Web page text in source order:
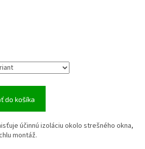
do košíka
účinnú izoláciu okolo strešného okna,
montáž.